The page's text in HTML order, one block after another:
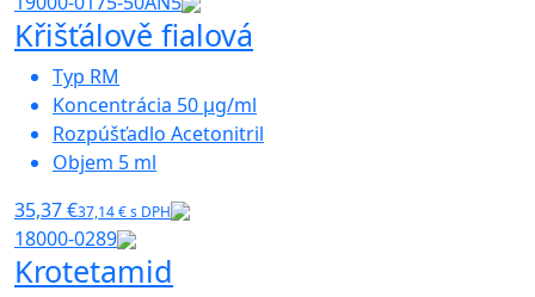
Křišťálově fialová
Typ RM
Koncentrácia 50 µg/ml
Rozpúšťadlo Acetonitril
Objem 5 ml
35,37 €37,14 € s DPH
18000-0289
Krotetamid